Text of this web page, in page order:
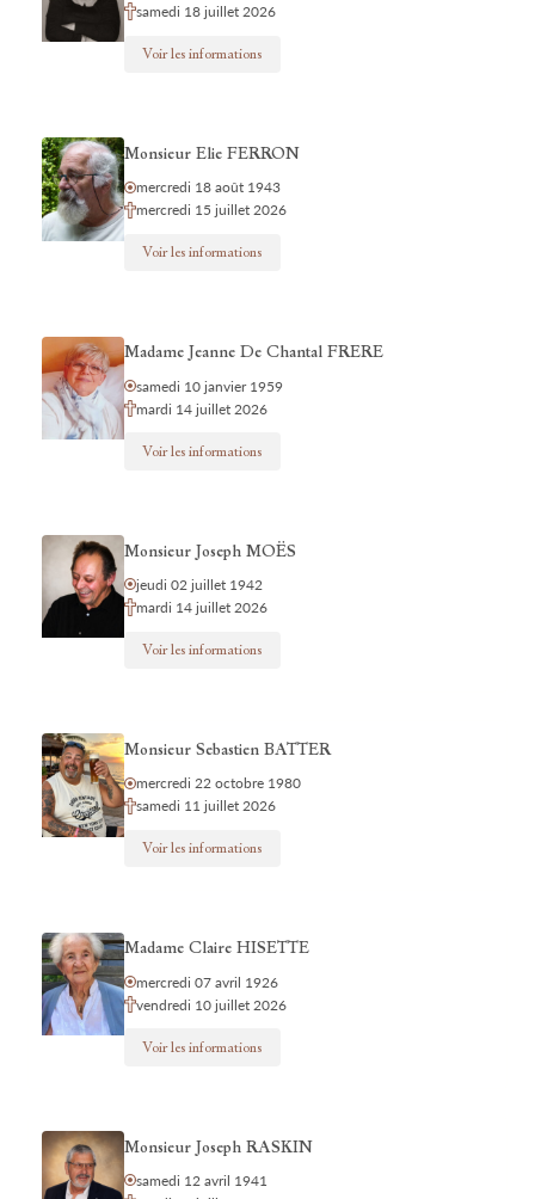
samedi 18 juillet 2026
Voir les informations
Monsieur Elie FERRON
mercredi 18 août 1943
mercredi 15 juillet 2026
Voir les informations
Madame Jeanne De Chantal FRERE
samedi 10 janvier 1959
mardi 14 juillet 2026
Voir les informations
Monsieur Joseph MOËS
jeudi 02 juillet 1942
mardi 14 juillet 2026
Voir les informations
Monsieur Sebastien BATTER
mercredi 22 octobre 1980
samedi 11 juillet 2026
Voir les informations
Madame Claire HISETTE
mercredi 07 avril 1926
vendredi 10 juillet 2026
Voir les informations
Monsieur Joseph RASKIN
samedi 12 avril 1941